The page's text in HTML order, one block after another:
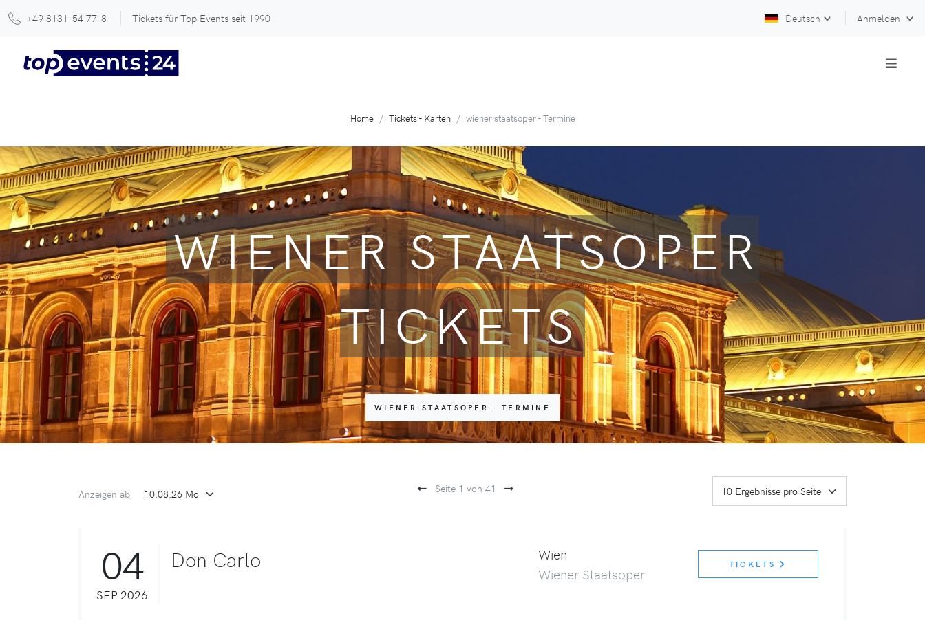
+49 8131-54 77-8 Tickets für Top Events seit 1990 Deutsch Anmelden
Home Tickets - Karten wiener staatsoper - Termine
WIENER STAATSOPER
TICKETS
WIENER STAATSOPER - TERMINE
Anzeigen ab Seite 1 von 41
04
SEP 2026
Don Carlo
Wien
Wiener Staatsoper
TICKETS